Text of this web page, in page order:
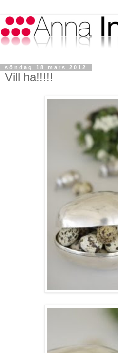
söndag 18 mars 2012
Vill ha!!!!!